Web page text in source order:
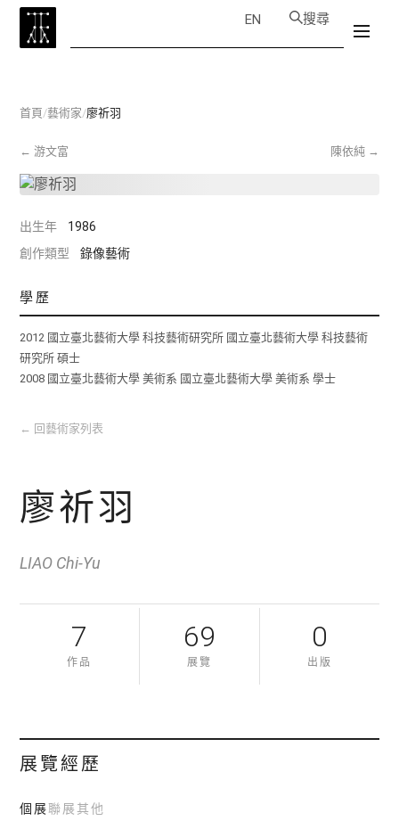
EN 搜尋
首頁/藝術家/廖祈羽
←游文富 陳依純→
出生年
1986
創作類型
錄像藝術
學歷
2012 國立臺北藝術大學 科技藝術研究所 國立臺北藝術大學 科技藝術
研究所 碩士
2008 國立臺北藝術大學 美術系 國立臺北藝術大學 美術系 學士
← 回藝術家列表
廖祈羽
LIAO Chi-Yu
7
作品
69
展覽
0
出版
展覽經歷
個展聯展 其他